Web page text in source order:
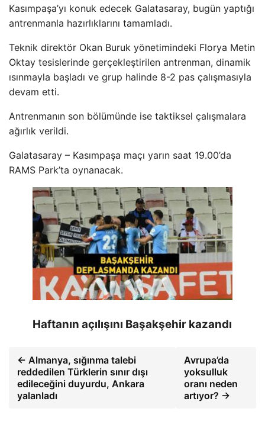
Kasımpaşa’yı konuk edecek Galatasaray, bugün yaptığı
antrenmanla hazırlıklarını tamamladı.
Teknik direktör Okan Buruk yönetimindeki Florya Metin
Oktay tesislerinde gerçekleştirilen antrenman, dinamik
ısınmayla başladı ve grup halinde 8-2 pas çalışmasıyla
devam etti.
Antrenmanın son bölümünde ise taktiksel çalışmalara
ağırlık verildi.
Galatasaray – Kasımpaşa maçı yarın saat 19.00’da
RAMS Park’ta oynanacak.
Haftanın açılışını Başakşehir kazandı
← Almanya, sığınma talebi
reddedilen Türklerin sınır dışı
edileceğini duyurdu, Ankara
yalanladı
Avrupa’da
yoksulluk
oranı neden
artıyor? →